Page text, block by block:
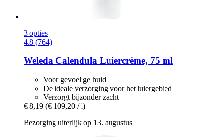
3 opties
4.8 (764)
Weleda Calendula Luiercrème, 75 ml
Voor gevoelige huid
De ideale verzorging voor het luiergebied
Verzorgt bijzonder zacht
€ 8,19 (€ 109,20 / l)
Bezorging uiterlijk op 13. augustus